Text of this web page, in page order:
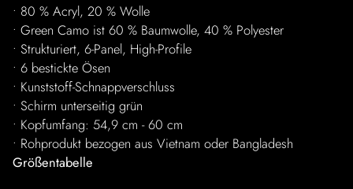
• 80 % Acryl, 20 % Wolle
• Green Camo ist 60 % Baumwolle, 40 % Polyester
• Strukturiert, 6-Panel, High-Profile
• 6 bestickte Ösen
• Kunststoff-Schnappverschluss
• Schirm unterseitig grün
• Kopfumfang: 54,9 cm - 60 cm
• Rohprodukt bezogen aus Vietnam oder Bangladesh
Größentabelle